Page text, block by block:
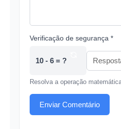
Verificação de segurança *
10 - 6 = ?
Resolva a operação
Enviar Comentário